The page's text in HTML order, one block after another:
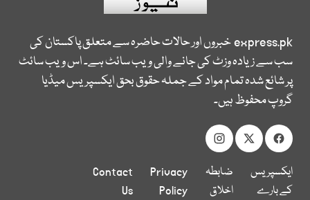
express.pkخبروں اور حالات حاضرہ سے متعلق پاکستان کی
سب سے زیادہ وزٹ کی جانے والی ویب سائٹ ہے۔ اس ویب سائٹ
پر شائع شدہ تمام مواد کے جملہ حقوق بحق ایکسپریس میڈیا
گروپ محفوظ ہیں۔
ایکسپریس
کے بارے
ضابطہ
اخلاق
Privacy
Policy
Contact
Us